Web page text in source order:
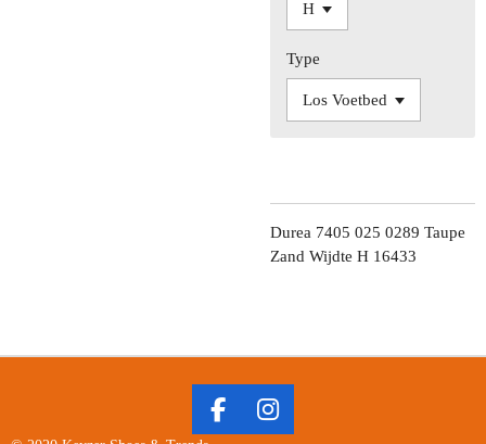
Type
Durea 7405 025 0289 Taupe
Zand Wijdte H 16433
F
I